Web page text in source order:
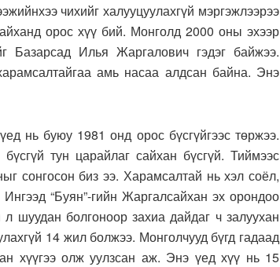
чихийг халууцуулахгүй мэргэжлээрээ
орос хүү бий. Монголд 2000 оны эхээр
Базарсад Илья Жаргалович гэдэг байжээ.
амь насаа алдсан байна. Энэ
нь буюу 1981 онд орос бүсгүйгээс төржээ.
тун царайлаг сайхан бүсгүй. Тиймээс
сонгосон биз ээ. Харамсалтай нь хэл соёл,
“Буян”-гийн Жаргалсайхан эх орондоо
шуудан болгоноор захиа дайдаг ч залуухан
14 жил болжээ. Монголчууд бүгд гадаад
хүүгээ олж уулзсан аж. Энэ үед хүү нь 15